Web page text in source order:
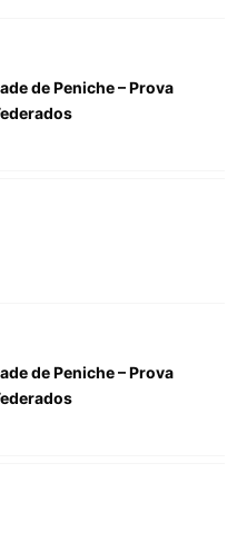
de Peniche – Prova
de Peniche – Prova